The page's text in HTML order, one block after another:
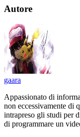
Autore
gaara
Appassionato di
non eccessivamente di
intrapreso gli studi per
di programmare un